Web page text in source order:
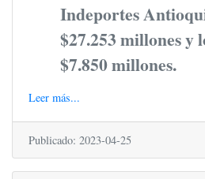
Indeportes
$27.253 millones y
$7.850 millones.
Leer más...
Publicado: 2023-04-25